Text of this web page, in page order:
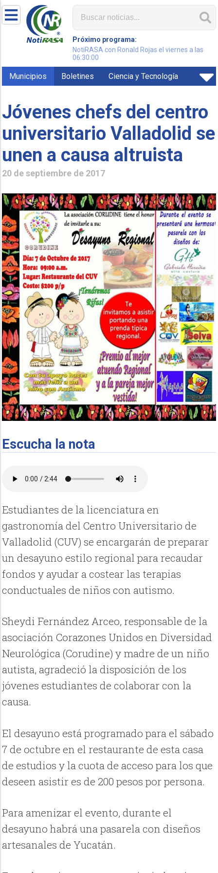
Próximo programa:
NotiRASA con Ronald Rojas el viernes a las
06:30:00
Municipios Boletines Ciencia y Tecnología
Jóvenes chefs del centro
universitario Valladolid se
unen a causa altruista
20 de septiembre de 2017
Escucha la nota
Estudiantes de la licenciatura en
gastronomía del Centro Universitario de
Valladolid (CUV) se encargarán de preparar
un desayuno estilo regional para recaudar
fondos y ayudar a costear las terapias
conductuales de niños con autismo.
Sheydi Fernández Arceo, responsable de la
asociación Corazones Unidos en Diversidad
Neurológica (Corudine) y madre de un niño
autista, agradeció la disposición de los
jóvenes estudiantes de colaborar con la
causa.
El desayuno está programado para el sábado
7 de octubre en el restaurante de esta casa
de estudios y la cuota de acceso para los que
deseen asistir es de 200 pesos por persona.
Para amenizar el evento, durante el
desayuno habrá una pasarela con diseños
artesanales de Yucatán.